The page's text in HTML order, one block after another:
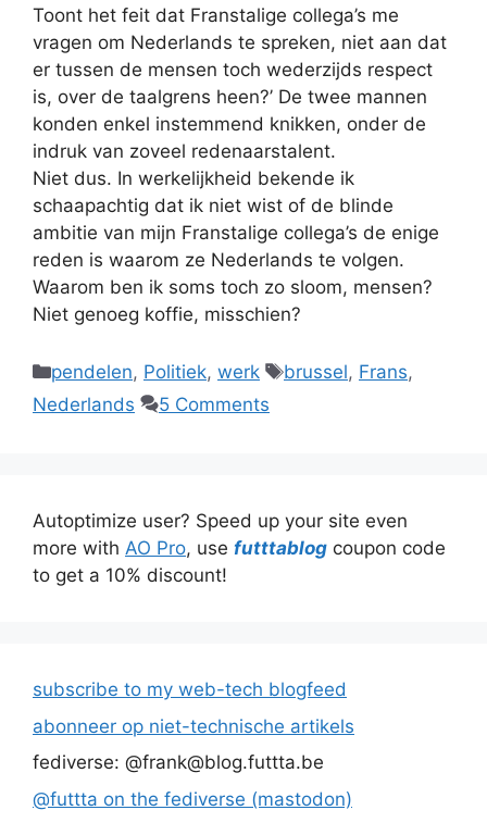
Toont het feit dat Franstalige collega’s me
vragen om Nederlands te spreken, niet aan dat
er tussen de mensen toch wederzijds respect
is, over de taalgrens heen?’ De twee mannen
konden enkel instemmend knikken, onder de
indruk van zoveel redenaarstalent.
Niet dus. In werkelijkheid bekende ik
schaapachtig dat ik niet wist of de blinde
ambitie van mijn Franstalige collega’s de enige
reden is waarom ze Nederlands te volgen.
Waarom ben ik soms toch zo sloom, mensen?
Niet genoeg koffie, misschien?
Categories
pendelen, Politiek, werk Tags
brussel, Frans,
Nederlands
5 Comments
Autoptimize user? Speed up your site even
more with AO Pro, use futttablog coupon code
to get a 10% discount!
subscribe to my web-tech blogfeed
abonneer op niet-technische artikels
fediverse: @frank@blog.futtta.be
@futtta on the fediverse (mastodon)